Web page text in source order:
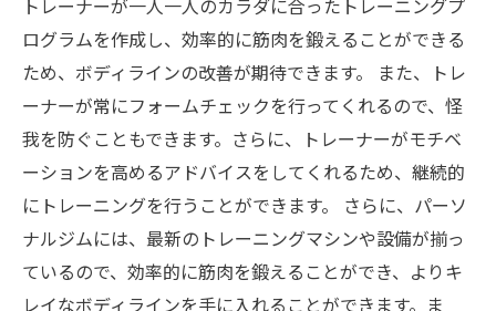
トレーナーが一人一人のカラダに合ったトレーニングプ
ログラムを作成し、効率的に筋肉を鍛えることができる
ため、ボディラインの改善が期待できます。 また、トレ
ーナーが常にフォームチェックを行ってくれるので、怪
我を防ぐこともできます。さらに、トレーナーがモチベ
ーションを高めるアドバイスをしてくれるため、継続的
にトレーニングを行うことができます。 さらに、パーソ
ナルジムには、最新のトレーニングマシンや設備が揃っ
ているので、効率的に筋肉を鍛えることができ、よりキ
レイなボディラインを手に入れることができます。ま